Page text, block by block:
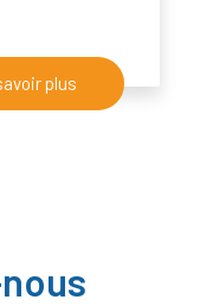
plus